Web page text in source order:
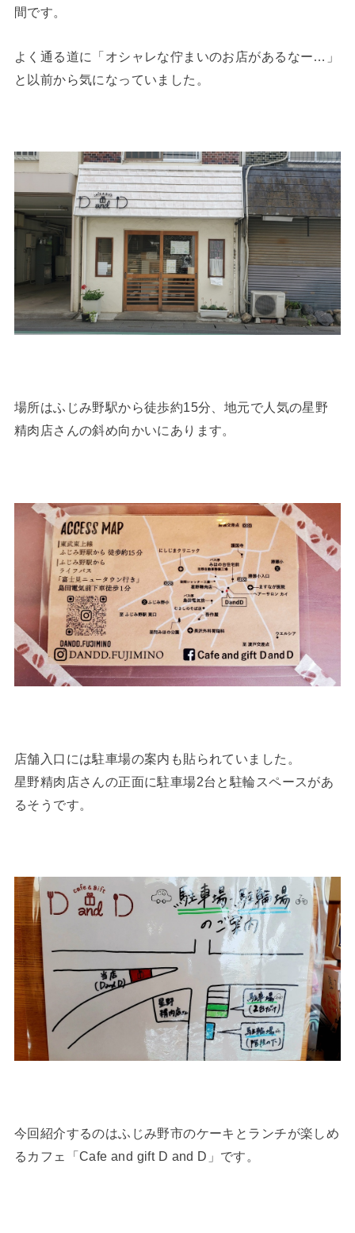
間です。
よく通る道に「オシャレな佇まいのお店があるなー…」
と以前から気になっていました。
場所はふじみ野駅から徒歩約15分、地元で人気の星野
精肉店さんの斜め向かいにあります。
店舗入口には駐車場の案内も貼られていました。
星野精肉店さんの正面に駐車場2台と駐輪スペースがあ
るそうです。
今回紹介するのはふじみ野市のケーキとランチが楽しめ
るカフェ「Cafe and gift D and D」です。